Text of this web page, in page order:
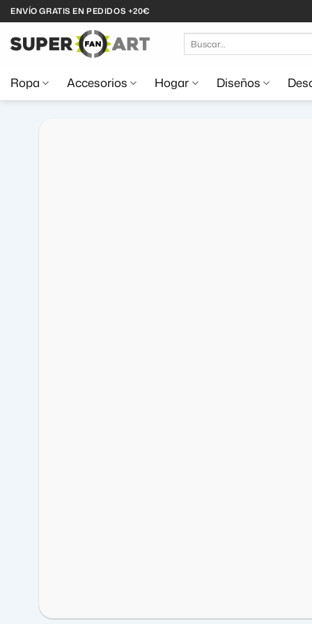
Saltar
al
contenido
ENVÍO GRATIS EN PEDIDOS +20€
por:
Ropa Accesorios Hogar Diseños